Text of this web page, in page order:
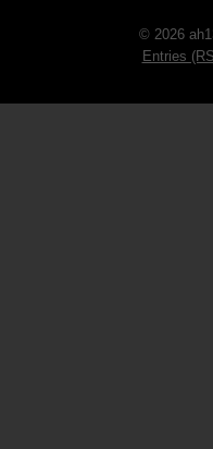
© 2026
Entries